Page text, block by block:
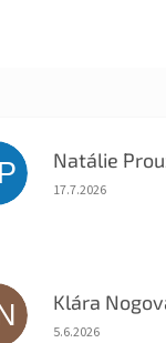
Natálie
Hodnocení
17.7.2026
Klára
Hodnocení
5.6.2026